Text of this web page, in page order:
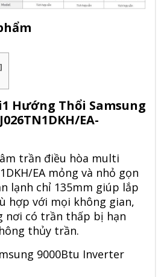
]
Hướng Thổi Samsung
EA-
trần điều hòa multi
EA mỏng và nhỏ gọn
lạnh chỉ 135mm giúp lắp
hợp với mọi không gian,
nơi có trần thấp bị hạn
thủy trần.
9000Btu Inverter